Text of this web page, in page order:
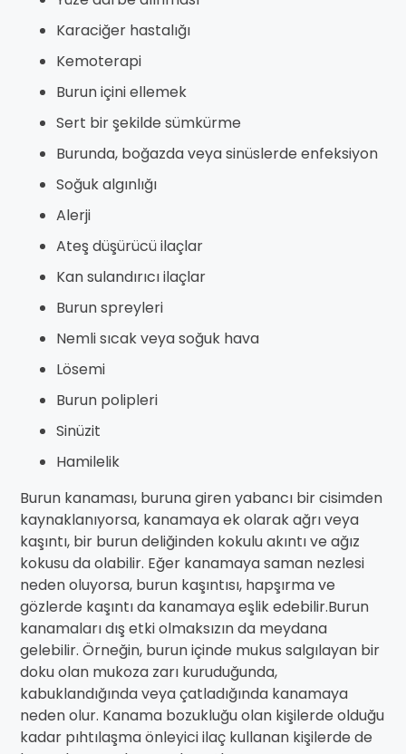
Karaciğer hastalığı
Kemoterapi
Burun içini ellemek
Sert bir şekilde sümkürme
Burunda, boğazda veya sinüslerde enfeksiyon
Soğuk algınlığı
Alerji
Ateş düşürücü ilaçlar
Kan sulandırıcı ilaçlar
Burun spreyleri
Nemli sıcak veya soğuk hava
Lösemi
Burun polipleri
Sinüzit
Hamilelik
Burun kanaması, buruna giren yabancı bir cisimden
kaynaklanıyorsa, kanamaya ek olarak ağrı veya
kaşıntı, bir burun deliğinden kokulu akıntı ve ağız
kokusu da olabilir. Eğer kanamaya saman nezlesi
neden oluyorsa, burun kaşıntısı, hapşırma ve
gözlerde kaşıntı da kanamaya eşlik edebilir.Burun
kanamaları dış etki olmaksızın da meydana
gelebilir. Örneğin, burun içinde mukus salgılayan bir
doku olan mukoza zarı kuruduğunda,
kabuklandığında veya çatladığında kanamaya
neden olur. Kanama bozukluğu olan kişilerde olduğu
kadar pıhtılaşma önleyici ilaç kullanan kişilerde de